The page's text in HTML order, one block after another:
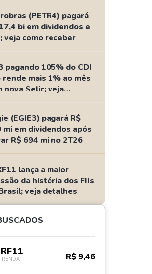
(PETR4) pagará
bi em dividendos e
veja como receber
pagando 105% do CDI
rende mais 1% ao mês
nova Selic; veja
(EGIE3) pagará R$
mi em dividendos após
R$ 694 mi no 2T26
lança a maior
da história dos FIIs
veja detalhes
RENDA R$ 9,46